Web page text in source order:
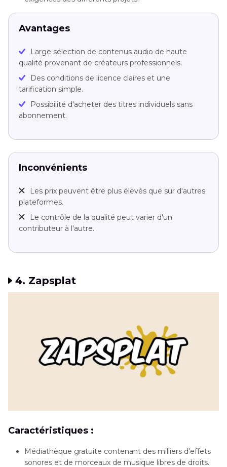
Avantages
Large sélection de contenus audio de haute
qualité provenant de créateurs professionnels.
Des conditions de licence claires et une
tarification simple.
Possibilité d'acheter des titres individuels sans
abonnement.
Inconvénients
Les prix peuvent être plus élevés que sur d'autres
plateformes.
Le contrôle de la qualité peut varier d'un
contributeur à l'autre.
4. Zapsplat
Caractéristiques :
Médiathèque gratuite contenant des milliers d'effets
sonores et de morceaux de musique libres de droits.